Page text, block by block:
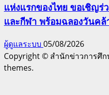
แห่งแรกของไทย ขอเชิญร่
และกีฬา พร้อมฉลองวันค
ผู้ดูแลระบบ 05/08/2026
Copyright © สำนักข่าวการศึก
themes.